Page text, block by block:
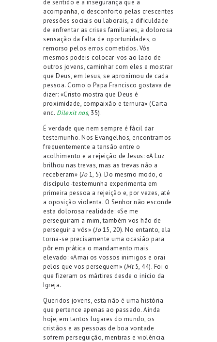
de sentido e a insegurança que a
acompanha, o desconforto pelas crescentes
pressões sociais ou laborais, a dificuldade
de enfrentar as crises familiares, a dolorosa
sensação da falta de oportunidades, o
remorso pelos erros cometidos. Vós
mesmos podeis colocar-vos ao lado de
outros jovens, caminhar com eles e mostrar
que Deus, em Jesus, se aproximou de cada
pessoa. Como o Papa Francisco gostava de
dizer: «Cristo mostra que Deus é
proximidade, compaixão e ternura» (Carta
enc. Dilexit nos, 35).
É verdade que nem sempre é fácil dar
testemunho. Nos Evangelhos, encontramos
frequentemente a tensão entre o
acolhimento e a rejeição de Jesus: «A Luz
brilhou nas trevas, mas as trevas não a
receberam» (Jo1, 5). Do mesmo modo, o
discípulo-testemunha experimenta em
primeira pessoa a rejeição e, por vezes, até
a oposição violenta. O Senhor não esconde
esta dolorosa realidade: «Se me
perseguiram a mim, também vos hão de
perseguir a vós» (Jo15, 20). No entanto, ela
torna-se precisamente uma ocasião para
pôr em prática o mandamento mais
elevado: «Amai os vossos inimigos e orai
pelos que vos perseguem» (Mt5, 44). Foi o
que fizeram os mártires desde o início da
Igreja.
Queridos jovens, esta não é uma história
que pertence apenas ao passado. Ainda
hoje, em tantos lugares do mundo, os
cristãos e as pessoas de boa vontade
sofrem perseguição, mentiras e violência.